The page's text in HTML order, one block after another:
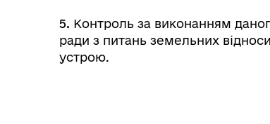
5. Контроль за виконанням
ради з питань земельних
устрою.